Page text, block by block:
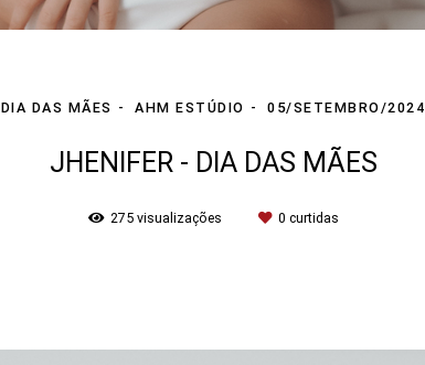
DIA DAS MÃES AHM ESTÚDIO 05/SETEMBRO/2024
JHENIFER - DIA DAS MÃES
275visualizações 0 curtidas